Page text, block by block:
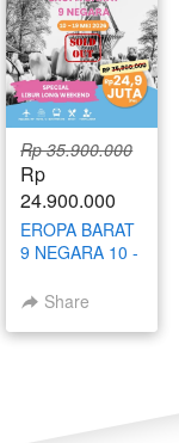
Rp 35.900.000
Rp
24.900.000
EROPA BARAT
9 NEGARA 10 -
Share